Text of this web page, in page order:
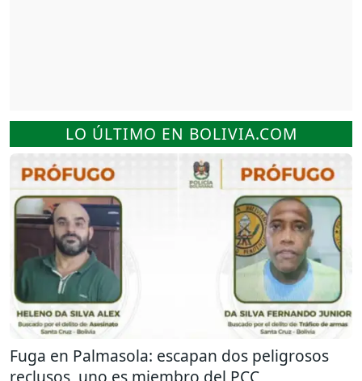
LO ÚLTIMO EN BOLIVIA.COM
Fuga en Palmasola: escapan dos peligrosos